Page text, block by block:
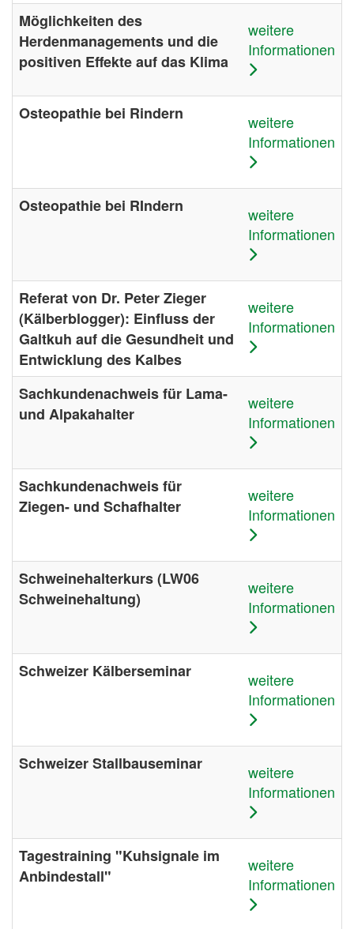
Möglichkeiten des
Herdenmanagements und die
positiven Effekte auf das Klima
weitere
Informationen
Osteopathie bei Rindern
weitere
Informationen
Osteopathie bei RIndern
weitere
Informationen
Referat von Dr. Peter Zieger
(Kälberblogger): Einfluss der
Galtkuh auf die Gesundheit und
Entwicklung des Kalbes
weitere
Informationen
Sachkundenachweis für Lama-
und Alpakahalter
weitere
Informationen
Sachkundenachweis für
Ziegen- und Schafhalter
weitere
Informationen
Schweinehalterkurs (LW06
Schweinehaltung)
weitere
Informationen
Schweizer Kälberseminar
weitere
Informationen
Schweizer Stallbauseminar
weitere
Informationen
Tagestraining "Kuhsignale im
Anbindestall"
weitere
Informationen